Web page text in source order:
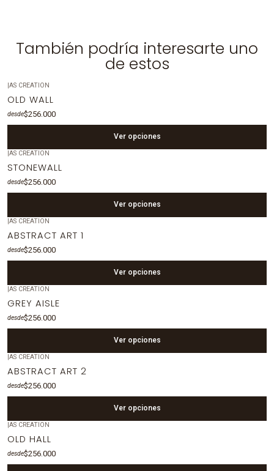
También podría interesarte uno
de estos
AS CREATION
OLD WALL
desde$256.000
Ver opciones
AS CREATION
STONEWALL
desde$256.000
Ver opciones
AS CREATION
ABSTRACT ART 1
desde$256.000
Ver opciones
AS CREATION
GREY AISLE
desde$256.000
Ver opciones
AS CREATION
ABSTRACT ART 2
desde$256.000
Ver opciones
AS CREATION
OLD HALL
desde$256.000